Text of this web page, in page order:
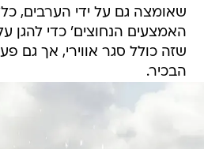
שאומצה גם על ידי הערבים,
האמצעים הנחוצים' כדי להגן
שזה כולל סגר אווירי, אך גם
הבכיר.